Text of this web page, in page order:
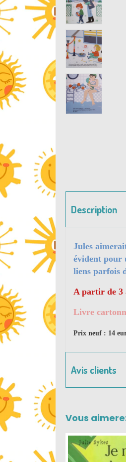
Description
Jules
évident pour
liens parfois
A partir de 3
Livre
Prix neuf : 14
Avis clients
Vous